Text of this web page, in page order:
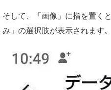
そして、「画像」に指を置く
み 」の選択肢が表示されます。